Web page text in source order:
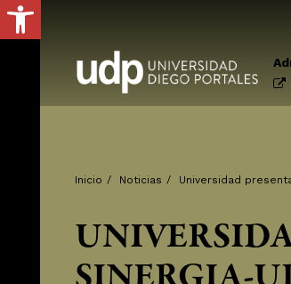
Inicio / Noticias / Universidad